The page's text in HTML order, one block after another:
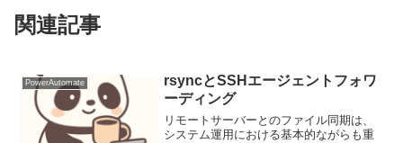
関連記事
PowerAutomate
rsyncとSSHエージェントフォワ
ーディング
リモートサーバーとのファイル同期は、
システム運用における基本的ながらも重